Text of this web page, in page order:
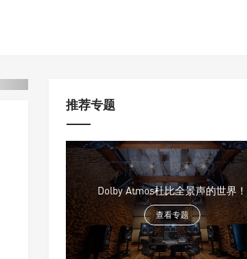
推荐专题
Dolby Atmos杜比全景声的世界！
查看专题